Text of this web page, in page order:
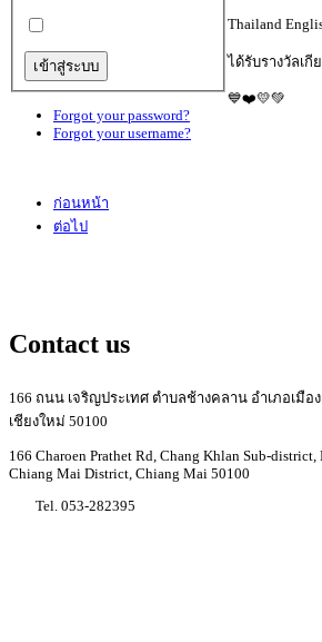
Forgot your password?
Forgot your username?
Thailand
ได้รับรางวัลเกี
💙❤️💛💚
ก่อนหน้า
ต่อไป
Contact us
166 ถนน เจริญประเทศ ตำบลช้างคลาน อำเภอเมือ
เชียงใหม่ 50100
166 Charoen Prathet Rd, Chang Khlan Sub-district,
Chiang Mai District, Chiang Mai 50100
Tel. 053-282395